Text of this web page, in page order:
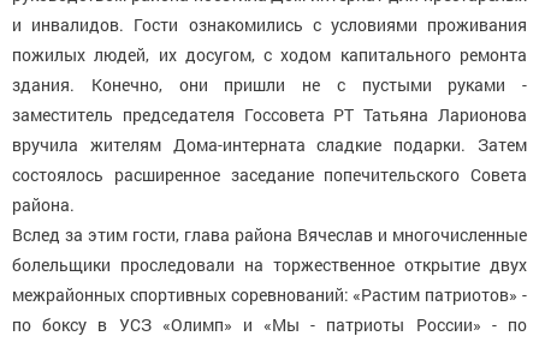
и инвалидов. Гости ознакомились с условиями проживания
пожилых людей, их досугом, с ходом капитального ремонта
здания. Конечно, они пришли не с пустыми руками -
заместитель председателя Госсовета РТ Татьяна Ларионова
вручила жителям Дома-интерната сладкие подарки. Затем
состоялось расширенное заседание попечительского Совета
района.
Вслед за этим гости, глава района Вячеслав и многочисленные
болельщики проследовали на торжественное открытие двух
межрайонных спортивных соревнований: «Растим патриотов» -
по боксу в УСЗ «Олимп» и «Мы - патриоты России» - по